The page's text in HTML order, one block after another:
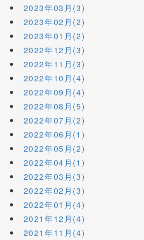
2023年03月(3)
2023年02月(2)
2023年01月(2)
2022年12月(3)
2022年11月(3)
2022年10月(4)
2022年09月(4)
2022年08月(5)
2022年07月(2)
2022年06月(1)
2022年05月(2)
2022年04月(1)
2022年03月(3)
2022年02月(3)
2022年01月(4)
2021年12月(4)
2021年11月(4)